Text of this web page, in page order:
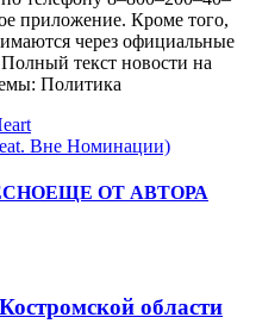
приложение. Кроме того,
через официальные
текст новости на
Политика
Вне Номинации)
ЕЩЕ ОТ АВТОРА
области